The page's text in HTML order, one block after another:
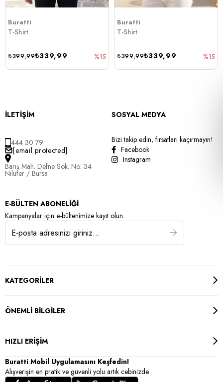
Buratti
T-Shirt
₺339,99
₺399,99 %15
Buratti
T-Shirt
₺339,99
₺399,99 %15
İLETİŞİM
444 30 79
[email protected]
Barış Mah. Defne Sok. No: 34
Nilüfer / Bursa
SOSYAL MEDYA
Bizi takip edin, fırsatları kaçırmayın!
Facebook
Instagram
E-BÜLTEN ABONELİĞİ
Kampanyalar için e-bültenimize kayıt olun.
KATEGORİLER
ÖNEMLİ BİLGİLER
HIZLI ERİŞİM
Buratti Mobil Uygulamasını Keşfedin!
Alışverişin en pratik ve güvenli yolu artık cebinizde.